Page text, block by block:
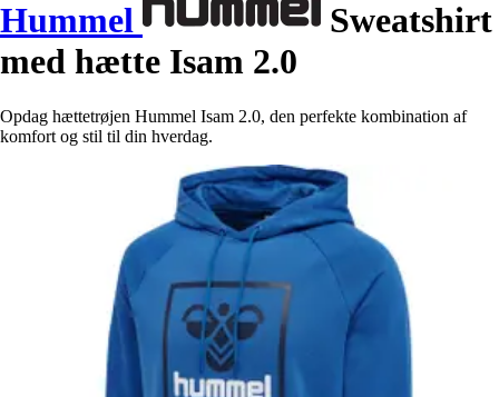
Hummel
Sweatshirt
med hætte Isam 2.0
Opdag hættetrøjen Hummel Isam 2.0, den perfekte kombination af
komfort og stil til din hverdag.